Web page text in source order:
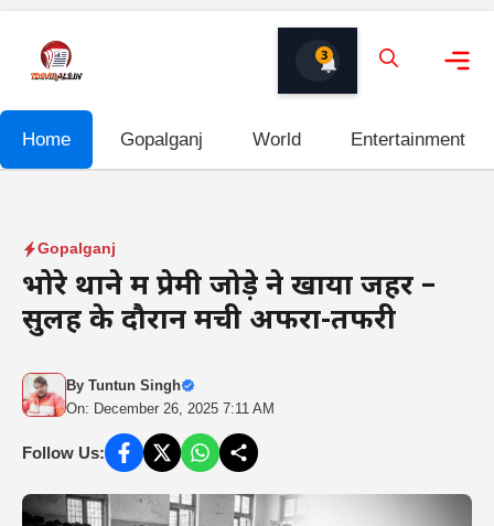
content
3
Home Gopalganj World Entertainment
Gopalganj
भोरे थाने में प्रेमी जोड़े ने खाया जहर –
सुलह के दौरान मची अफरा-तफरी
By Tuntun Singh
On: December 26, 2025 7:11 AM
Follow Us: